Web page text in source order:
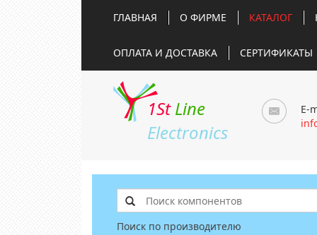
ГЛАВНАЯ О ФИРМЕ КАТАЛОГ
ОПЛАТА И ДОСТАВКА СЕРТИФИКАТЫ
1St Line
Electronics
E-
Поиск по производителю